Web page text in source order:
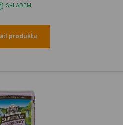
SKLADEM
produktu